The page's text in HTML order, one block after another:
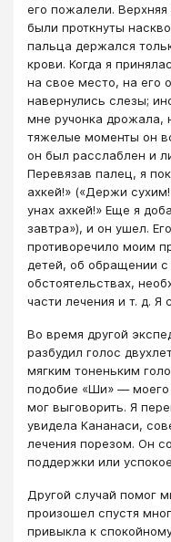
его пожалели. Верхняя
были проткнуты
пальца держался
крови. Когда я
на свое место, на его
навернулись слезы;
мне ручонка дрожала,
тяжелые моменты он
он был расслаблен и
Перевязав палец, я
ахкей!» («Держи
унах ахкей!» Еще я
завтра»), и он ушел.
противоречило моим
детей, об обращении
обстоятельствах,
части лечения и т. д. Я
Во время другой
разбудил голос
мягким тоненьким
подобие «Ши» — моего
мог выговорить. Я
увидела Кананаси,
лечения порезом. Он
поддержки или
Другой случай помог
произошел спустя
привыкла к